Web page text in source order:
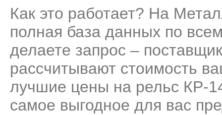
Как это работает? На
полная база данных по
делаете запрос –
рассчитывают стоимость
лучшие цены на рельс КР-
самое выгодное для вас